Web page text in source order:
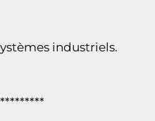
industriels.